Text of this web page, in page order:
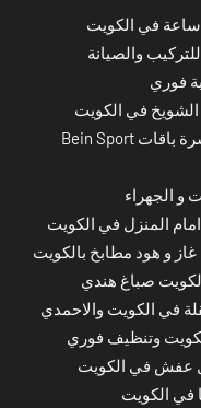
والصيانة
فوري
في الكويت
اشتراك بي ان سبورت المنطقة العاشرة باقات Bein Sport
و الجهراء
المنزل في الكويت
و هود مطابخ بالكويت
صباغ هندي
في الكويت والاحمدي
وتنظيف فوري
عفش في الكويت
في الكويت